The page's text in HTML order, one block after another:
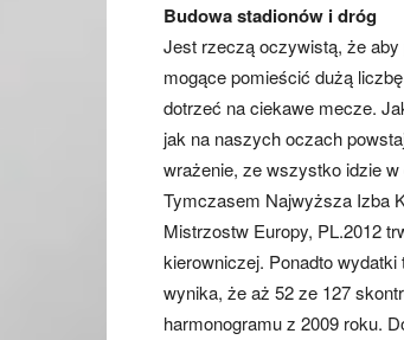
Budowa stadionów i dróg
Jest rzeczą oczywistą, że
mogące pomieścić dużą
dotrzeć na ciekawe mecze.
jak na naszych oczach
wrażenie, ze wszystko idzie
Tymczasem Najwyższa Izba
Mistrzostw Europy, PL.2012
kierowniczej. Ponadto
wynika, że aż 52 ze 127
harmonogramu z 2009 roku.